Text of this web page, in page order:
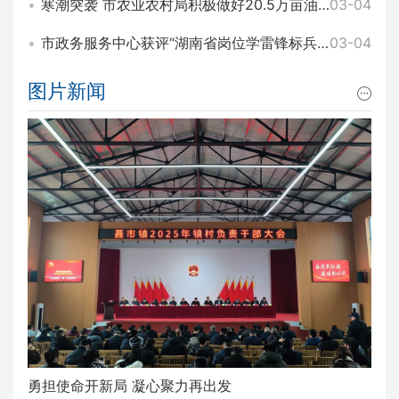
寒潮突袭 市农业农村局积极做好20.5万亩油菜田间管理和防寒工作03-04
市政务服务中心获评“湖南省岗位学雷锋标兵集体”称号03-04
图片新闻
勇担使命开新局 凝心聚力再出发